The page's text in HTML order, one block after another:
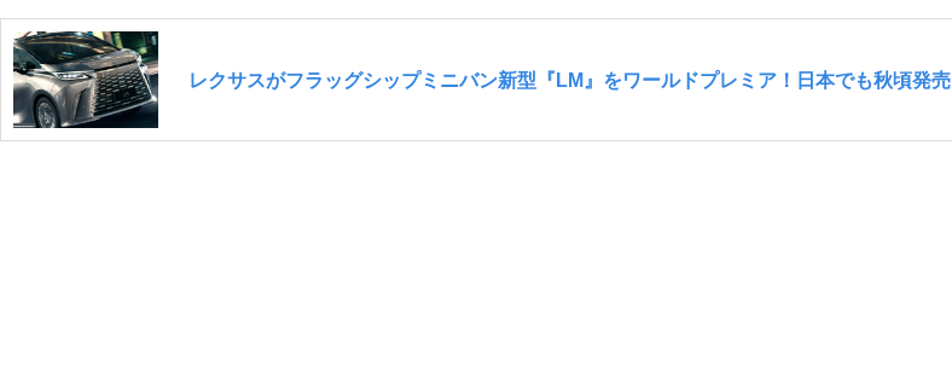
レクサスがフラッグシップミニバン新型『LM』をワールドプレミア！日本でも秋頃発売